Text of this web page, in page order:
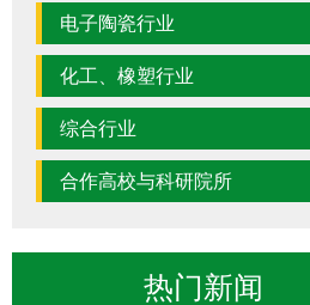
电子陶瓷行业
化工、橡塑行业
综合行业
合作高校与科研院所
热门新闻